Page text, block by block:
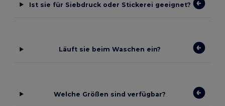
Ist sie für Siebdruck oder Stickerei geeignet?
Läuft sie beim Waschen ein?
Welche Größen sind verfügbar?